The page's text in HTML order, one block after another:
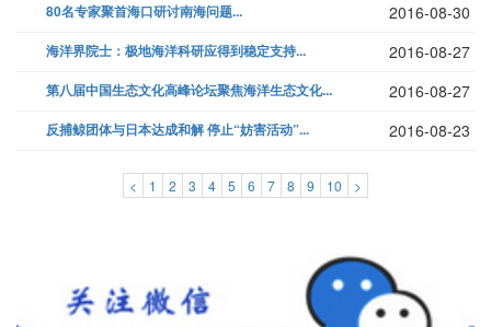
80名专家聚首海口研讨南海问题... 2016-08-30
海洋界院士：极地海洋科研应得到稳定支持... 2016-08-27
第八届中国生态文化高峰论坛聚焦海洋生态文化... 2016-08-27
反捕鲸团体与日本达成和解 停止“妨害活动”... 2016-08-23
< 1 2 3 4 5 6 7 8 9 10 >